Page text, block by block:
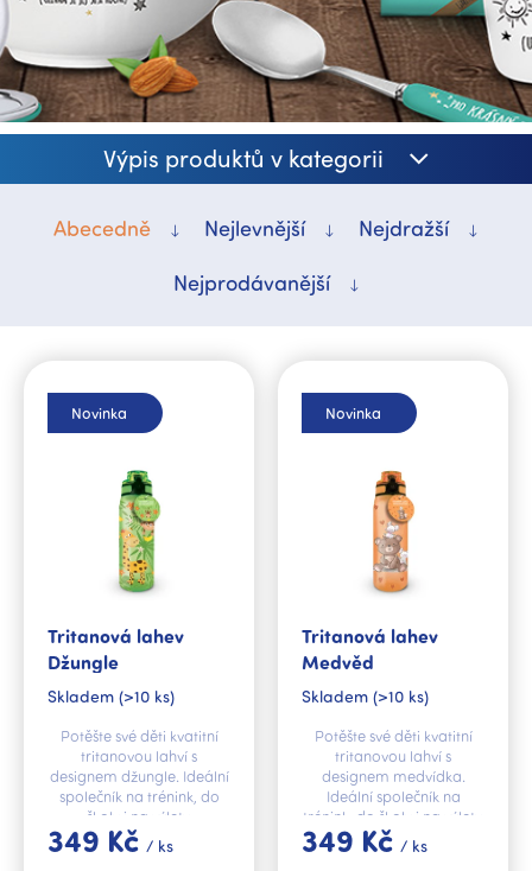
Výpis produktů v kategorii
Abecedně Nejlevnější
Nejdražší
Nejprodávanější
Novinka
Tritanová lahev
Džungle
Skladem (>10 ks)
349 Kč / ks
Potěšte své děti kvatitní
tritanovou lahví s
designem džungle. Ideální
společník na trénink, do
školy i na výlety.
Novinka
Tritanová lahev
Medvěd
Skladem (>10 ks)
349 Kč / ks
Potěšte své děti kvatitní
tritanovou lahví s
designem medvídka.
Ideální společník na
trénink, do školy i na výlety.